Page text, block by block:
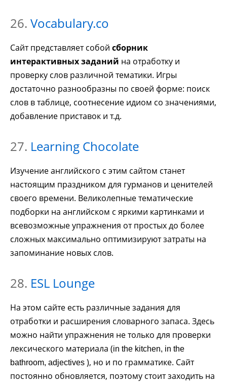
26. Vocabulary.co
Сайт представляет собой сборник
интерактивных заданий на отработку и
проверку слов различной тематики. Игры
достаточно разнообразны по своей форме: поиск
слов в таблице, соотнесение идиом со значениями,
добавление приставок и т.д.
27. Learning Chocolate
Изучение английского с этим сайтом станет
настоящим праздником для гурманов и ценителей
своего времени. Великолепные тематические
подборки на английском с яркими картинками и
всевозможные упражнения от простых до более
сложных максимально оптимизируют затраты на
запоминание новых слов.
28. ESL Lounge
На этом сайте есть различные задания для
отработки и расширения словарного запаса. Здесь
можно найти упражнения не только для проверки
лексического материала (in the kitchen, in the
bathroom, adjectives ), но и по грамматике. Сайт
постоянно обновляется, поэтому стоит заходить на